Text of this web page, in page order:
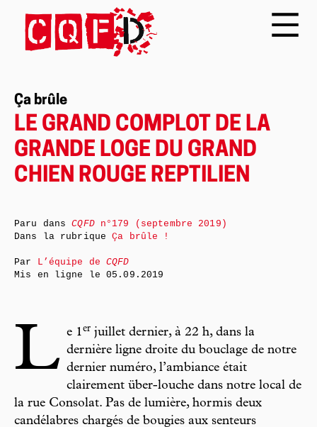
Ça brûle
LE GRAND COMPLOT DE LA
GRANDE LOGE DU GRAND
CHIEN ROUGE REPTILIEN
L e 1er juillet dernier, à 22 h, dans la
dernière ligne droite du bouclage de notre
dernier numéro, l’ambiance était
clairement über-louche dans notre local de
la rue Consolat. Pas de lumière, hormis deux
candélabres chargés de bougies aux senteurs
Paru dansCQFDn°179 (septembre 2019)
Dans la rubriqueÇa brûle !
Par L’équipe deCQFD
Mis en ligne le05.09.2019